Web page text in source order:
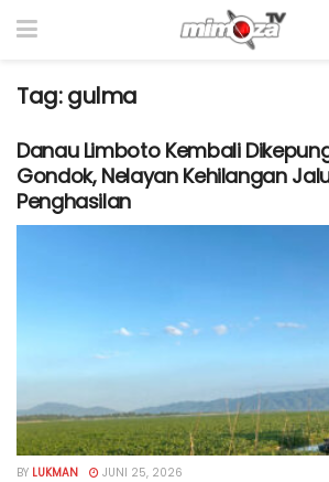
Tag:gulma
Danau Limboto Kembali
Gondok, Nelayan Kehilangan
Penghasilan
BY LUKMAN JUNI 25, 2026